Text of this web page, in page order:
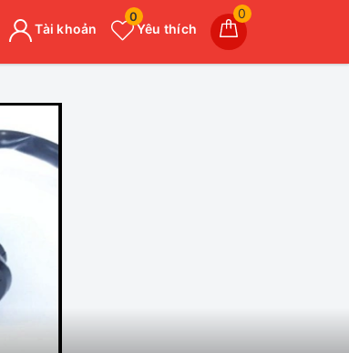
0
Yêu thích
0
Tài khoản